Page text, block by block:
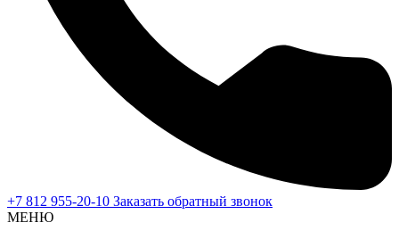
+7 812 955-20-10 Заказать обратный звонок
МЕНЮ